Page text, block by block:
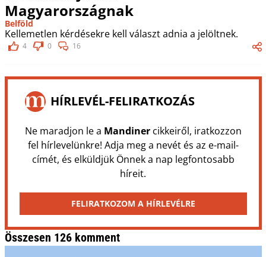
Magyarországnak
Belföld
Kellemetlen kérdésekre kell választ adnia a jelöltnek.
4 0 16
HÍRLEVÉL-FELIRATKOZÁS
Ne maradjon le a Mandinercikkeiről, iratkozzon
fel hírlevelünkre! Adja meg a nevét és az e-mail-
címét, és elküldjük Önnek a nap legfontosabb
híreit.
FELIRATKOZOM A HÍRLEVÉLRE
Összesen 126 komment